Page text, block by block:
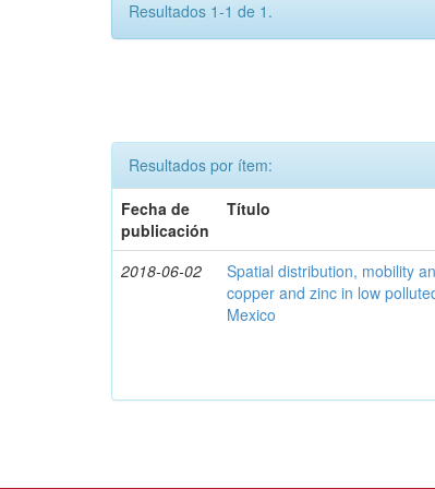
Resultados 1-1 de 1.
Resultados por ítem:
Fecha de
publicación
Título
2018-06-02
Spatial distribution, mobility
copper and zinc in low
Mexico